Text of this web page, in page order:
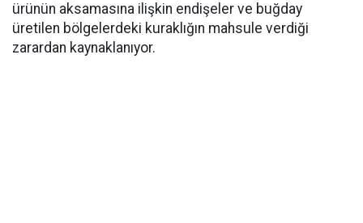
ürünün aksamasına ilişkin endişeler ve buğday
üretilen bölgelerdeki kuraklığın mahsule verdiği
zarardan kaynaklanıyor.